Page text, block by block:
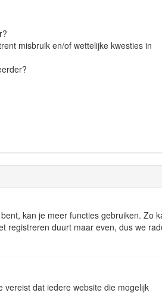
misbruik en/of wettelijke kwesties in
kan je meer functies gebruiken. Zo
registreren duurt maar even, dus we
vereist dat iedere website die mogelijk